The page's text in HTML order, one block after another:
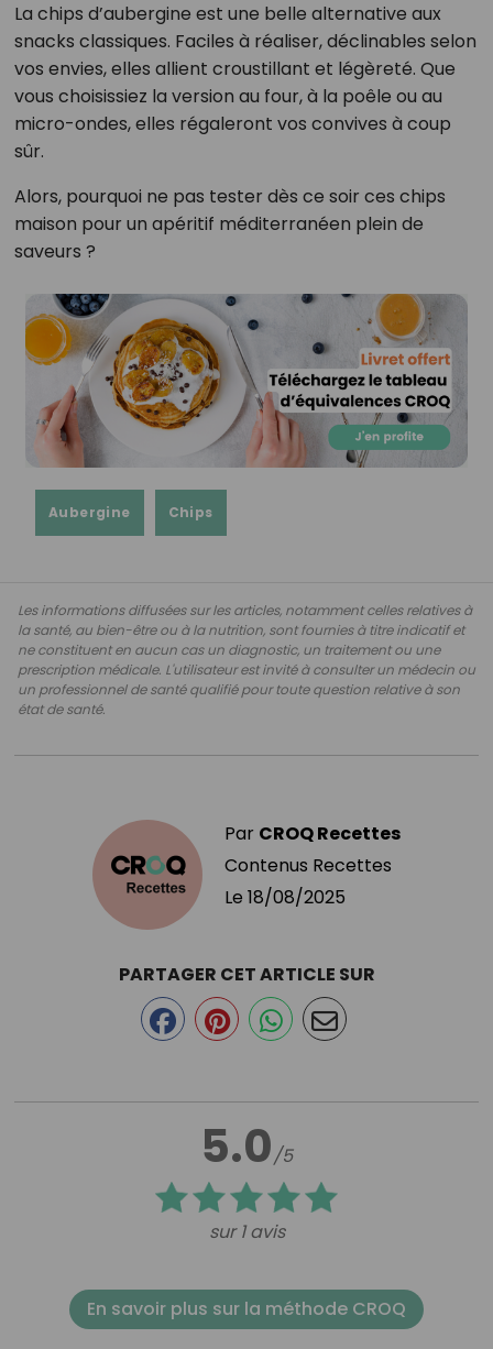
La chips d’aubergine est une belle alternative aux
snacks classiques. Faciles à réaliser, déclinables selon
vos envies, elles allient croustillant et légèreté. Que
vous choisissiez la version au four, à la poêle ou au
micro-ondes, elles régaleront vos convives à coup
sûr.
Alors, pourquoi ne pas tester dès ce soir ces chips
maison pour un apéritif méditerranéen plein de
saveurs ?
Aubergine Chips
Les informations diffusées sur les articles, notamment celles relatives à
la santé, au bien-être ou à la nutrition, sont fournies à titre indicatif et
ne constituent en aucun cas un diagnostic, un traitement ou une
prescription médicale. L'utilisateur est invité à consulter un médecin ou
un professionnel de santé qualifié pour toute question relative à son
état de santé.
Par CROQ Recettes
Contenus Recettes
Le 18/08/2025
5.0/5
sur 1 avis
PARTAGER CET ARTICLE SUR
En savoir plus sur la méthode CROQ